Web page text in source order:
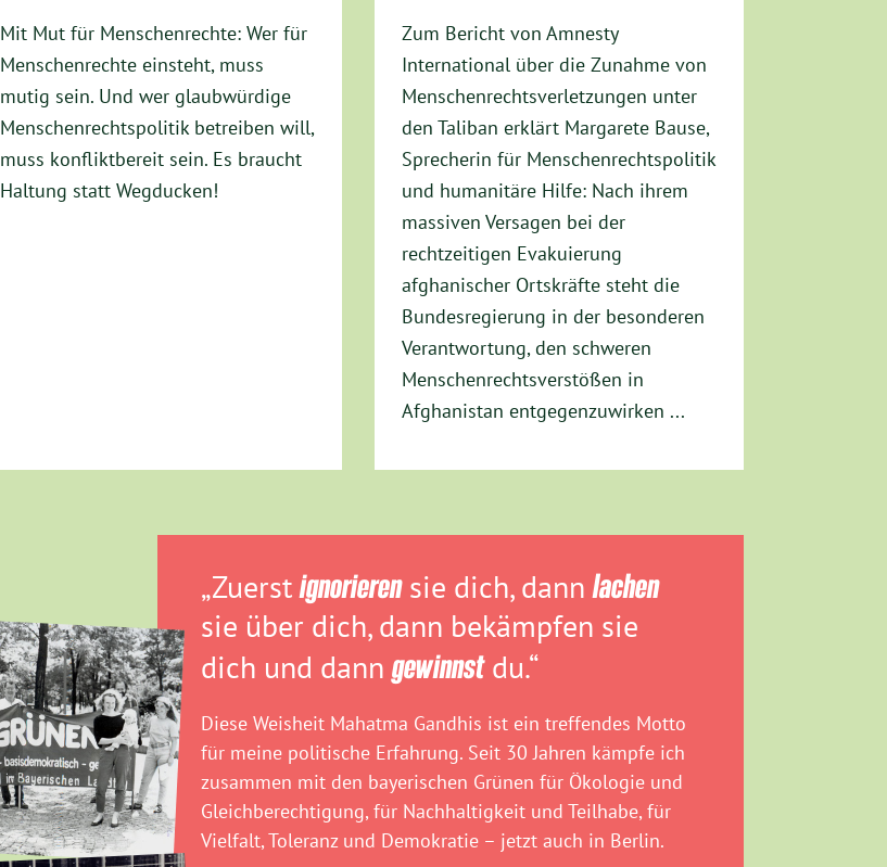
Mit Mut für Menschenrechte: Wer für
Menschenrechte einsteht, muss
mutig sein. Und wer glaubwürdige
Menschenrechtspolitik betreiben will,
muss konfliktbereit sein. Es braucht
Haltung statt Wegducken!
Zum Bericht von Amnesty
International über die Zunahme von
Menschenrechtsverletzungen unter
den Taliban erklärt Margarete Bause,
Sprecherin für Menschenrechtspolitik
und humanitäre Hilfe: Nach ihrem
massiven Versagen bei der
rechtzeitigen Evakuierung
afghanischer Ortskräfte steht die
Bundesregierung in der besonderen
Verantwortung, den schweren
Menschenrechtsverstößen in
Afghanistan entgegenzuwirken ...
„Zuerstignorierensie dich, dannlachen
sie über dich, dann bekämpfen sie
dich und dann gewinnstdu.“
Diese Weisheit Mahatma Gandhis ist ein treffendes Motto
für meine politische Erfahrung. Seit 30 Jahren kämpfe ich
zusammen mit den bayerischen Grünen für Ökologie und
Gleichberechtigung, für Nachhaltigkeit und Teilhabe, für
Vielfalt, Toleranz und Demokratie – jetzt auch in Berlin.